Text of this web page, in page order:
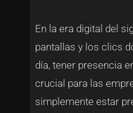
En la era digital del
pantallas y los clics
día, tener presencia
crucial para las
simplemente estar